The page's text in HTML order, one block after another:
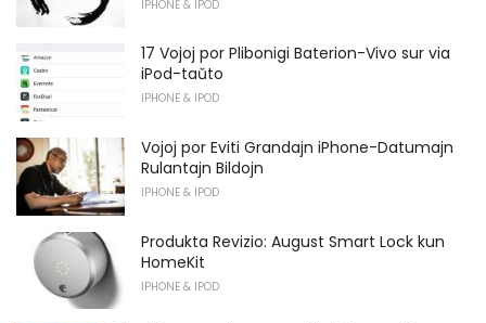
IPHONE & IPOD
17 Vojoj por Plibonigi Baterion-Vivo sur via
iPod-taŭto
IPHONE & IPOD
Vojoj por Eviti Grandajn iPhone-Datumajn
Rulantajn Bildojn
IPHONE & IPOD
Produkta Revizio: August Smart Lock kun
HomeKit
IPHONE & IPOD